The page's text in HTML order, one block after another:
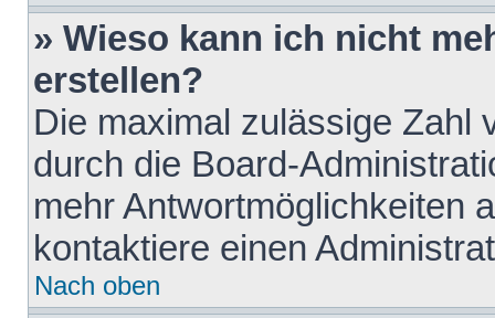
» Wieso kann ich nicht
erstellen?
Die maximal zulässige Zahl
durch die Board-
mehr Antwortmöglichkeiten
kontaktiere einen
Nach oben